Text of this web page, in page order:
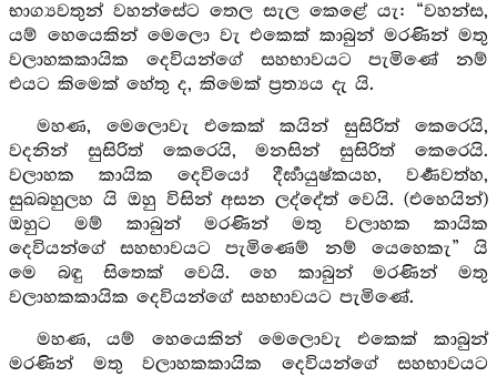
භාග්‍යවතුන් වහන්සේට තෙල සැල කෙළේ යැ: “වහන්ස,
යම් හෙයෙකින් මෙලො වැ එකෙක් කාබුන් මරණින් මතු
වලාහකකායික දෙවියන්ගේ සහභාවයට පැමිණේ නම්
එයට කිමෙක් හේතු ද, කිමෙක් ප්‍රත්‍යය දැ යි.
මහණ, මෙලොවැ එකෙක් කයින් සුසිරිත් කෙරෙයි,
වදනින් සුසිරිත් කෙරෙයි, මනසින් සුසිරිත් කෙරෙයි.
වලාහක කායික දෙවියෝ දීර්‍ඝායුෂ්කයහ, වර්‍ණවත්හ,
සුඛබහුලහ යි ඔහු විසින් අසන ලද්දේත් වෙයි. (එහෙයින්)
ඔහුට මම් කාබුන් මරණින් මතු වලාහක කායික
දෙවියන්ගේ සහභාවයට පැමිණෙම් නම් යෙහෙකැ” යි
මෙ බඳු සිතෙක් වෙයි. හෙ කාබුන් මරණින් මතු
වලාහකකායික දෙවියන්ගේ සහභාවයට පැමිණේ.
මහණ, යම් හෙයෙකින් මෙලොවැ එකෙක් කාබුන්
මරණින් මතු වලාහකකායික දෙවියන්ගේ සහභාවයට